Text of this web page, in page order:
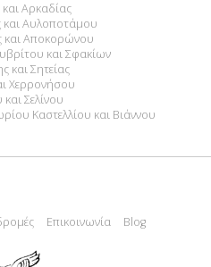
Αρκαδίας
Αυλοποτάμου
και Αποκορώνου
και Σφακίων
και Σητείας
Χερρονήσου
Σελίνου
Καστελλίου και Βιάννου
Επικοινωνία Blog